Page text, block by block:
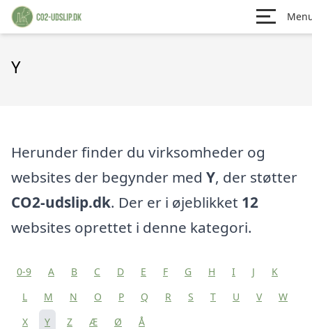
Y
Herunder finder du virksomheder og
websites der begynder med Y, der støtter
CO2-udslip.dk. Der er i øjeblikket 12
websites oprettet i denne kategori.
0-9 A B C D E F G H I J
K
L
M N O P Q R S T U V
W
X
Y Z Æ Ø Å